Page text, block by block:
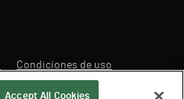
Condiciones de uso
Accept All Cookies